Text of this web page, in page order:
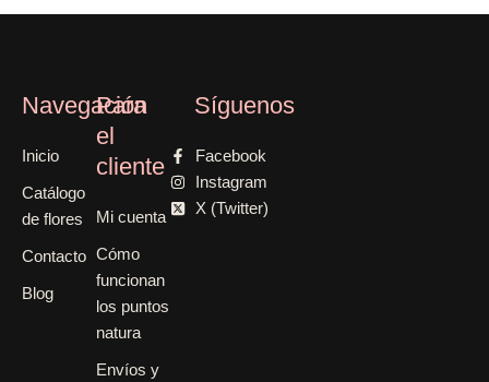
Navegación
Inicio
Catálogo
de flores
Contacto
Blog
Para
el
cliente
Mi cuenta
Cómo
funcionan
los puntos
natura
Envíos y
Síguenos
Facebook
Instagram
X (Twitter)